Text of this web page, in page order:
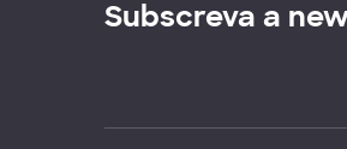
Subscreva a